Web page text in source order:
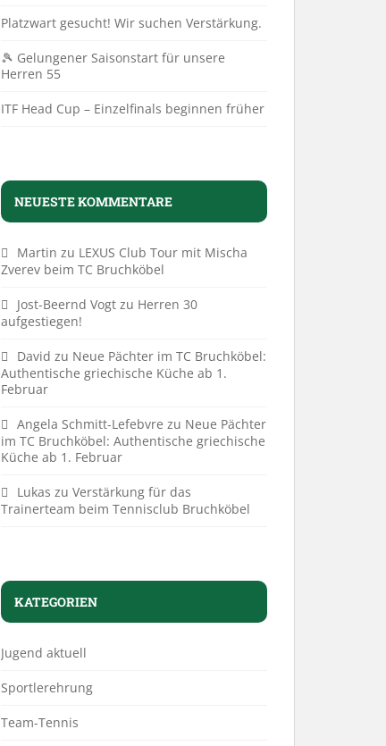
Platzwart gesucht! Wir suchen Verstärkung.
🎾 Gelungener Saisonstart für unsere
Herren 55
ITF Head Cup – Einzelfinals beginnen früher
NEUESTE KOMMENTARE
Martin zu LEXUS Club Tour mit Mischa
Zverev beim TC Bruchköbel
Jost-Beernd Vogt zu Herren 30
aufgestiegen!
David zu Neue Pächter im TC Bruchköbel:
Authentische griechische Küche ab 1.
Februar
Angela Schmitt-Lefebvre zu Neue Pächter
im TC Bruchköbel: Authentische griechische
Küche ab 1. Februar
Lukas zu Verstärkung für das
Trainerteam beim Tennisclub Bruchköbel
KATEGORIEN
Jugend aktuell
Sportlerehrung
Team-Tennis